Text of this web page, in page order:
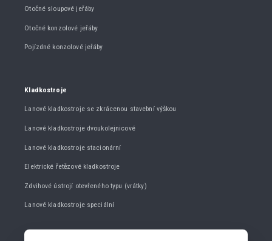
Otočné sloupové jeřáby
Otočné konzolové jeřáby
Pojízdné konzolové jeřáby
Kladkostroje
Lanové kladkostroje se zkrácenou stavební výškou
Lanové kladkostroje dvoukolejnicové
Lanové kladkostroje stacionární
Elektrické řetězové kladkostroje
Zdvihové ústrojí otevřeného typu (vrátky)
Lanové kladkostroje speciální